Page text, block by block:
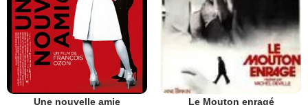
Une nouvelle amie Le Mouton enragé